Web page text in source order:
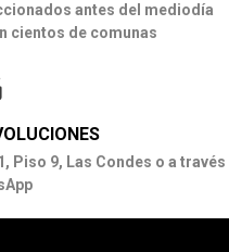
antes del mediodía
cientos de comunas
Piso 9, Las Condes o a través